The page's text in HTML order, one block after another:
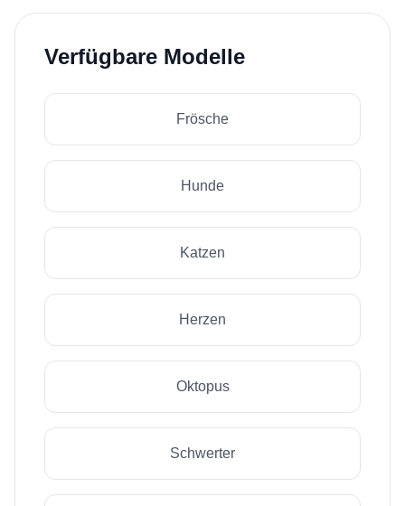
Verfügbare Modelle
Frösche
Hunde
Katzen
Herzen
Oktopus
Schwerter